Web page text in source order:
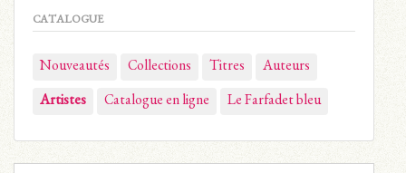
CATALOGUE
Nouveautés Collections Titres Auteurs
Artistes Catalogue en ligne Le Farfadet bleu